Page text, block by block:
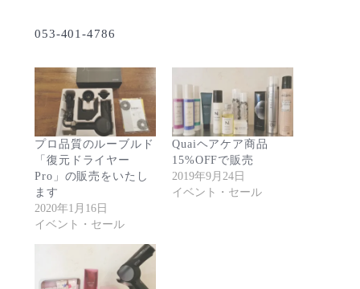
053-401-4786
プロ品質のルーブルド
「復元ドライヤー
Pro」の販売をいたし
ます
2020年1月16日
イベント・セール
Quaiヘアケア商品
15%OFFで販売
2019年9月24日
イベント・セール